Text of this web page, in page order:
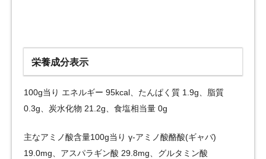
栄養成分表示
100g当り エネルギー 95kcal、たんぱく質 1.9g、脂質
0.3g、炭水化物 21.2g、食塩相当量 0g
主なアミノ酸含量100g当り γ-アミノ酸酪酸(ギャバ)
19.0mg、アスパラギン酸 29.8mg、グルタミン酸